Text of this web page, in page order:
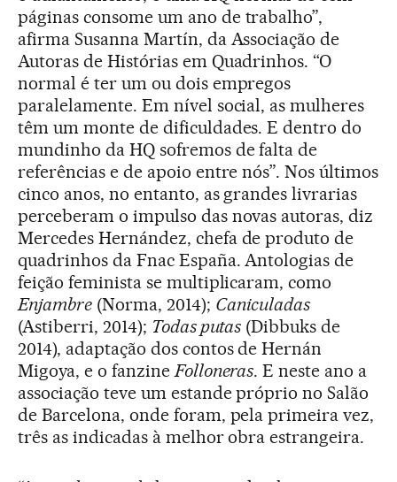
páginas consome um ano de trabalho”,
afirma Susanna Martín, da Associação de
Autoras de Histórias em Quadrinhos. “O
normal é ter um ou dois empregos
paralelamente. Em nível social, as mulheres
têm um monte de dificuldades. E dentro do
mundinho da HQ sofremos de falta de
referências e de apoio entre nós”. Nos últimos
cinco anos, no entanto, as grandes livrarias
perceberam o impulso das novas autoras, diz
Mercedes Hernández, chefa de produto de
quadrinhos da Fnac España. Antologias de
feição feminista se multiplicaram, como
Enjambre(Norma, 2014); Caniculadas
(Astiberri, 2014); Todas putas (Dibbuks de
2014), adaptação dos contos de Hernán
Migoya, e o fanzineFolloneras. E neste ano a
associação teve um estande próprio no Salão
de Barcelona, onde foram, pela primeira vez,
três as indicadas à melhor obra estrangeira.